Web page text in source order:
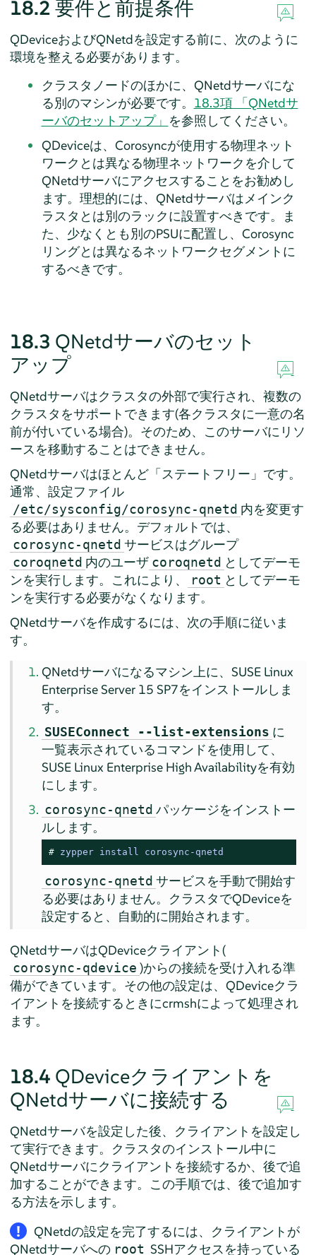
18.2 要件と前提条件
QDeviceおよびQNetdを設定する前に、次のように
環境を整える必要があります。
クラスタノードのほかに、QNetdサーバにな
る別のマシンが必要です。 18.3項 「QNetdサ
ーバのセットアップ」 を参照してください。
QDeviceは、Corosyncが使用する物理ネット
ワークとは異なる物理ネットワークを介して
QNetdサーバにアクセスすることをお勧めし
ます。理想的には、QNetdサーバはメインク
ラスタとは別のラックに設置すべきです。ま
た、少なくとも別のPSUに配置し、Corosync
リングとは異なるネットワークセグメントに
するべきです。
18.3 QNetdサーバのセット
アップ
QNetdサーバはクラスタの外部で実行され、複数の
クラスタをサポートできます(各クラスタに一意の名
前が付いている場合)。そのため、このサーバにリソ
ースを移動することはできません。
QNetdサーバはほとんど「ステートフリー 」 です。
通常、設定ファイル
/etc/sysconfig/corosync-qnetd 内を変更す
る必要はありません。デフォルトでは、
corosync-qnetd サービスはグループ
coroqnetd 内のユーザ coroqnetd としてデーモ
ンを実行します。これにより、
root としてデーモ
ンを実行する必要がなくなります。
QNetdサーバを作成するには、次の手順に従いま
す。
QNetdサーバになるマシン上に、SUSE Linux
Enterprise Server 15 SP7をインストールしま
す。
SUSEConnect --list-extensions に
一覧表示されているコマンドを使用して、
SUSE Linux Enterprise High Availabilityを有効
にします。
corosync-qnetd パッケージをインストー
ルします。
# zypper install corosync-qnetd
corosync-qnetd サービスを手動で開始す
る必要はありません。クラスタでQDeviceを
設定すると、自動的に開始されます。
QNetdサーバはQDeviceクライアント(
corosync-qdevice )からの接続を受け入れる準
備ができています。その他の設定は、QDeviceクラ
イアントを接続するときにcrmshによって処理され
ます。
18.4 QDeviceクライアントを
QNetdサーバに接続する
QNetdサーバを設定した後、クライアントを設定し
て実行できます。クラスタのインストール中に
QNetdサーバにクライアントを接続するか、後で追
加することができます。この手順では、後で追加す
る方法を示します。
QNetdの設定を完了するには、クライアントが
QNetdサーバへの root SSHアクセスを持っている